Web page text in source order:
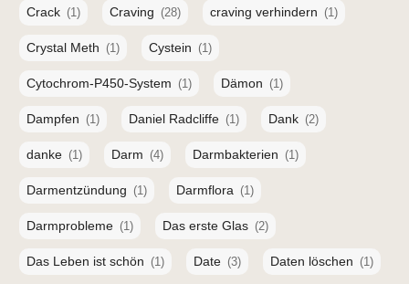
Crack (1) Craving (28) craving verhindern (1)
Crystal Meth (1) Cystein (1)
Cytochrom-P450-System (1) Dämon (1)
Dampfen (1) Daniel Radcliffe (1) Dank (2)
danke (1) Darm (4) Darmbakterien (1)
Darmentzündung (1) Darmflora (1)
Darmprobleme (1) Das erste Glas (2)
Das Leben ist schön (1) Date (3) Daten löschen (1)